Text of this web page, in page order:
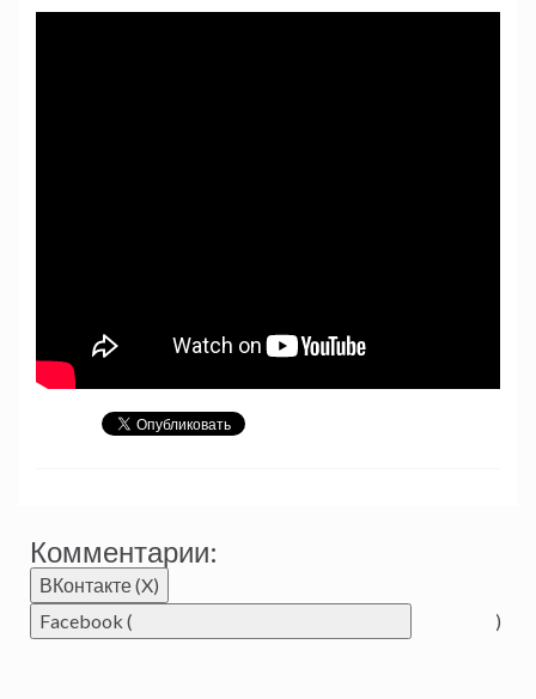
Комментарии:
ВКонтакте (X)
Facebook (
)